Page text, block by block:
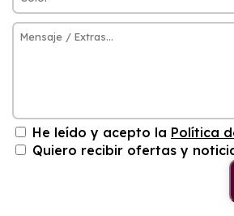
He leído y acepto la Política
Quiero recibir ofertas y